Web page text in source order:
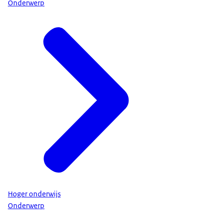
Onderwerp
Hoger onderwijs
Onderwerp